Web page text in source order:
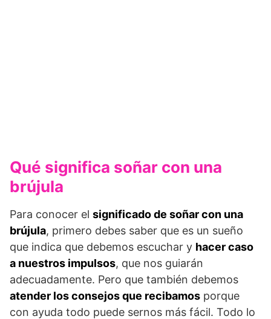
Qué significa soñar con una
brújula
Para conocer el significado de soñar con una
brújula, primero debes saber que es un sueño
que indica que debemos escuchar y hacer caso
a nuestros impulsos, que nos guiarán
adecuadamente. Pero que también debemos
atender los consejos que recibamos porque
con ayuda todo puede sernos más fácil. Todo lo